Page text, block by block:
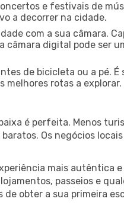
e festivais de
a decorrer na cidade.
com a sua câmara.
digital pode ser
de bicicleta ou a pé.
melhores rotas a explorar.
é perfeita. Menos
Os negócios
mais autêntica
passeios e
obter a sua primeira